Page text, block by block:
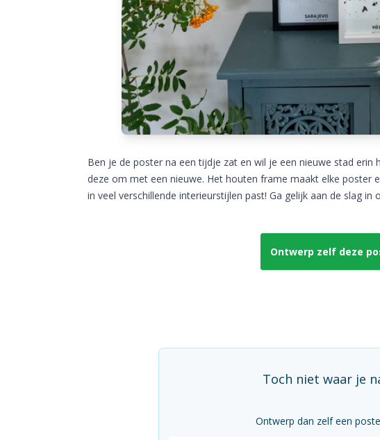
Ben je de poster na een tijdje zat en wil je een nieuwe stad
deze om met een nieuwe. Het houten frame maakt elke
in veel verschillende interieurstijlen past! Ga gelijk aan de slag
Ontwerp zelf deze
Toch niet waar je
Ontwerp dan zelf een